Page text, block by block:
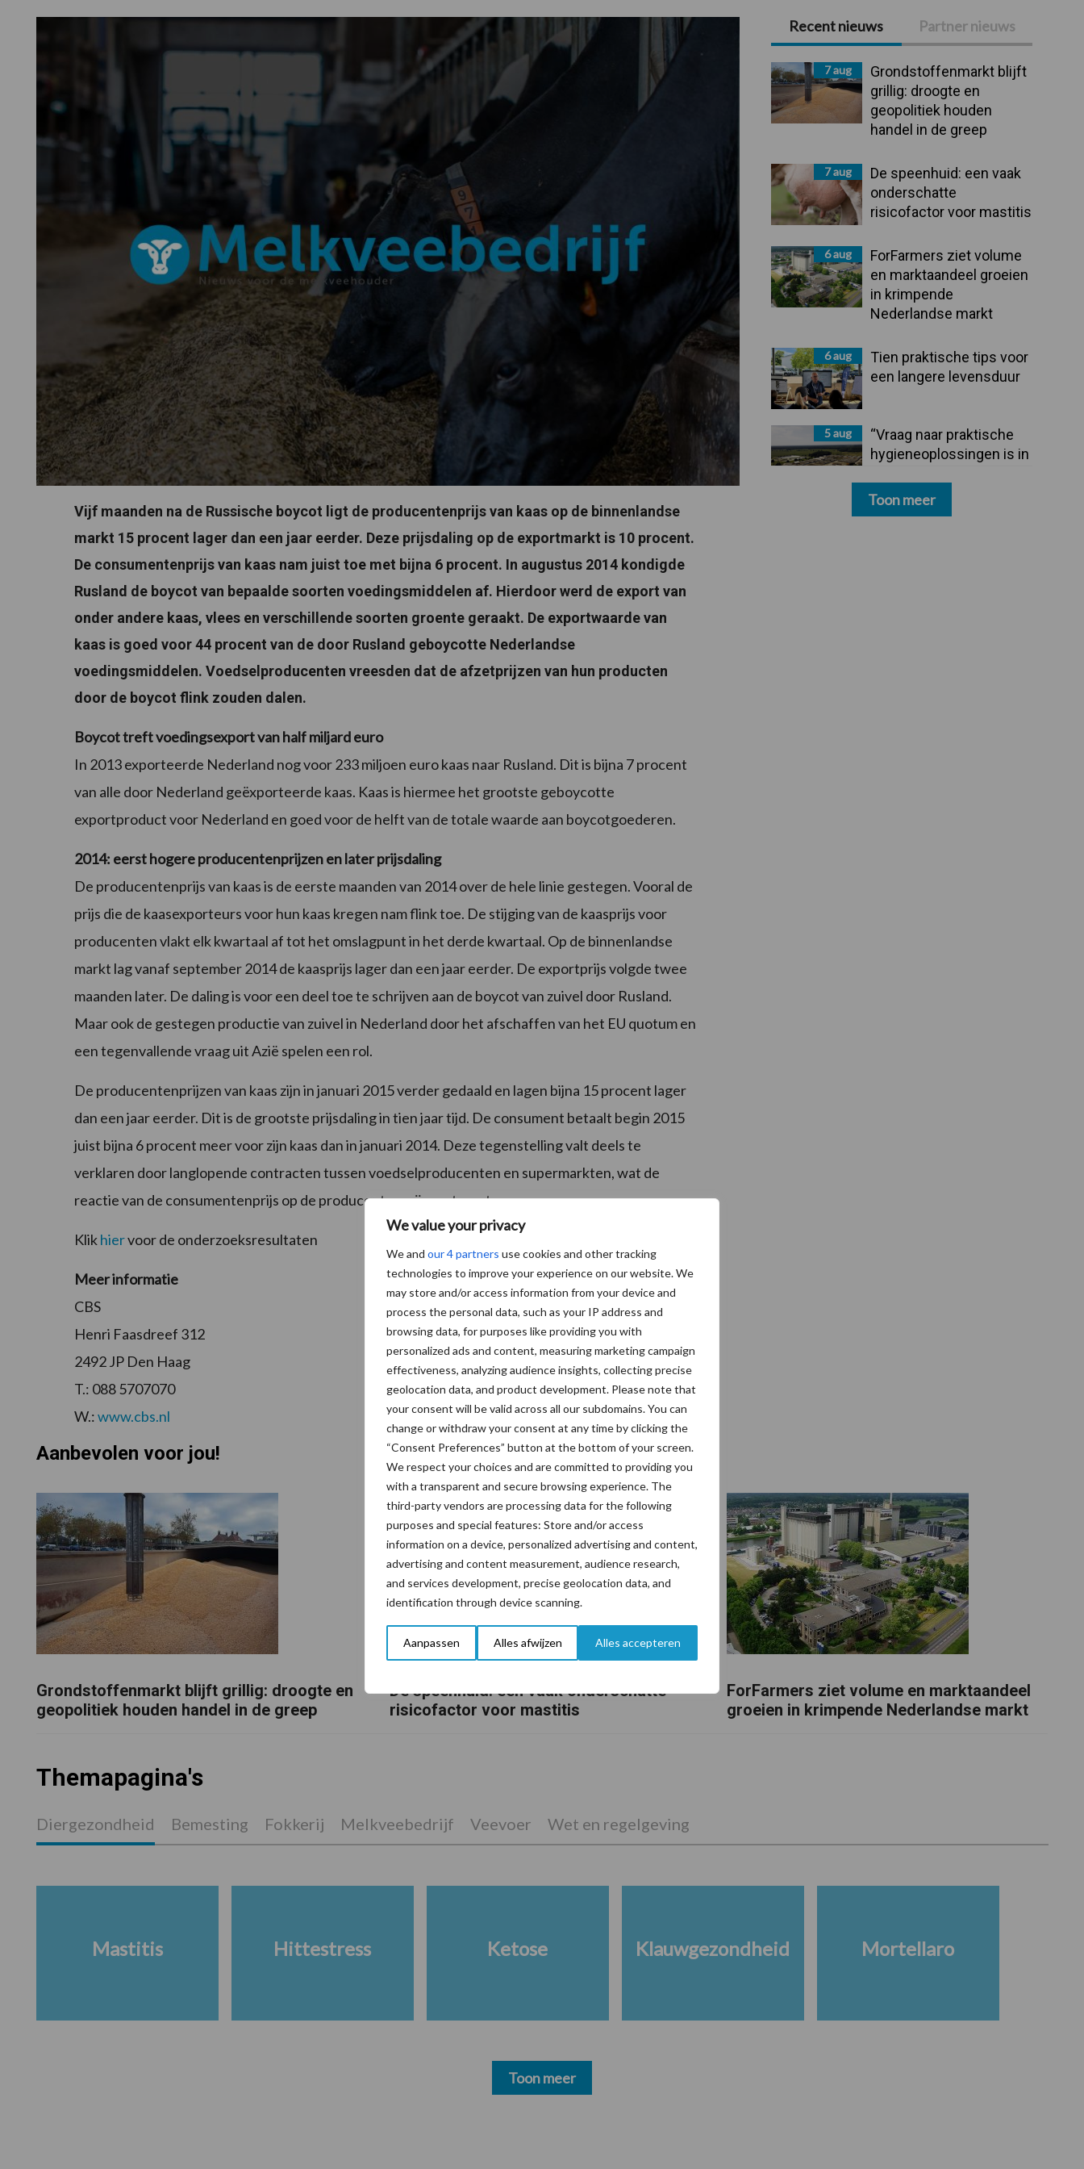
We value your privacy
We and our 4 partners use cookies and other tracking
technologies to improve your experience on our website. We
may store and/or access information from your device and
process the personal data, such as your IP address and
browsing data, for purposes like providing you with
personalized ads and content, measuring marketing campaign
effectiveness, analyzing audience insights, collecting precise
geolocation data, and product development. Please note that
your consent will be valid across all our subdomains. You can
change or withdraw your consent at any time by clicking the
“Consent Preferences” button at the bottom of your screen.
We respect your choices and are committed to providing you
with a transparent and secure browsing experience. The
third-party vendors are processing data for the following
purposes and special features: Store and/or access
information on a device, personalized advertising and content,
advertising and content measurement, audience research,
and services development, precise geolocation data, and
identification through device scanning.
Aanpassen Alles afwijzen Alles accepteren
Vijf maanden na de Russische boycot ligt de producentenprijs van kaas op de binnenlandse
markt 15 procent lager dan een jaar eerder. Deze prijsdaling op de exportmarkt is 10 procent.
De consumentenprijs van kaas nam juist toe met bijna 6 procent. In augustus 2014 kondigde
Rusland de boycot van bepaalde soorten voedingsmiddelen af. Hierdoor werd de export van
onder andere kaas, vlees en verschillende soorten groente geraakt. De exportwaarde van
kaas is goed voor 44 procent van de door Rusland geboycotte Nederlandse
voedingsmiddelen. Voedselproducenten vreesden dat de afzetprijzen van hun producten
door de boycot flink zouden dalen.
Boycot treft voedingsexport van half miljard euro
In 2013 exporteerde Nederland nog voor 233 miljoen euro kaas naar Rusland. Dit is bijna 7 procent
van alle door Nederland geëxporteerde kaas. Kaas is hiermee het grootste geboycotte
exportproduct voor Nederland en goed voor de helft van de totale waarde aan boycotgoederen.
2014: eerst hogere producentenprijzen en later prijsdaling
De producentenprijs van kaas is de eerste maanden van 2014 over de hele linie gestegen. Vooral de
prijs die de kaasexporteurs voor hun kaas kregen nam flink toe. De stijging van de kaasprijs voor
producenten vlakt elk kwartaal af tot het omslagpunt in het derde kwartaal. Op de binnenlandse
markt lag vanaf september 2014 de kaasprijs lager dan een jaar eerder. De exportprijs volgde twee
maanden later. De daling is voor een deel toe te schrijven aan de boycot van zuivel door Rusland.
Maar ook de gestegen productie van zuivel in Nederland door het afschaffen van het EU quotum en
een tegenvallende vraag uit Azië spelen een rol.
De producentenprijzen van kaas zijn in januari 2015 verder gedaald en lagen bijna 15 procent lager
dan een jaar eerder. Dit is de grootste prijsdaling in tien jaar tijd. De consument betaalt begin 2015
juist bijna 6 procent meer voor zijn kaas dan in januari 2014. Deze tegenstelling valt deels te
verklaren door langlopende contracten tussen voedselproducenten en supermarkten, wat de
reactie van de consumentenprijs op de producentenprijs vertraagt.
Klikhiervoor de onderzoeksresultaten
Meer informatie
CBS
Henri Faasdreef 312
2492 JP Den Haag
T.: 088 5707070
W.:www.cbs.nl
Primaire
Sidebar
Recent nieuws Partner nieuws
7 aug
Grondstoffenmarkt blijft
grillig: droogte en
geopolitiek houden
handel in de greep
7 aug
De speenhuid: een vaak
onderschatte
risicofactor voor mastitis
6 aug
ForFarmers ziet volume
en marktaandeel groeien
in krimpende
Nederlandse markt
6 aug
Tien praktische tips voor
een langere levensduur
5 aug
“Vraag naar praktische
hygieneoplossingen is in
Toon meer
Aanbevolen voor jou!
Grondstoffenmarkt blijft grillig: droogte en
geopolitiek houden handel in de greep
De speenhuid: een vaak onderschatte
risicofactor voor mastitis
ForFarmers ziet volume en marktaandeel
groeien in krimpende Nederlandse markt
Themapagina's
Diergezondheid Bemesting Fokkerij Melkveebedrijf Veevoer Wet en regelgeving
Mastitis Hittestress Ketose Klauwgezondheid Mortellaro
Toon meer